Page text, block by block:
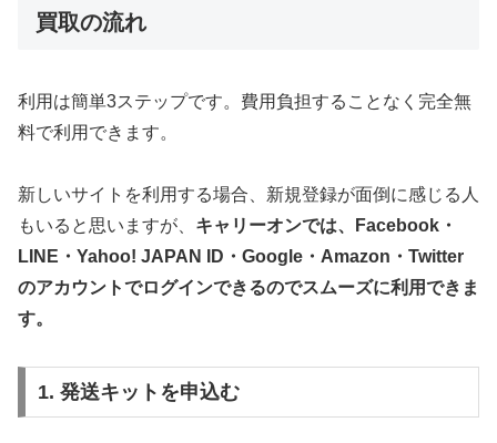
買取の流れ
利用は簡単3ステップです。費用負担することなく完全無
料で利用できます。
新しいサイトを利用する場合、新規登録が面倒に感じる人
もいると思いますが、 キャリーオンでは、Facebook・
LINE・Yahoo! JAPAN ID・Google・Amazon・Twitter
のアカウントでログインできるのでスムーズに利用できま
す。
1. 発送キットを申込む